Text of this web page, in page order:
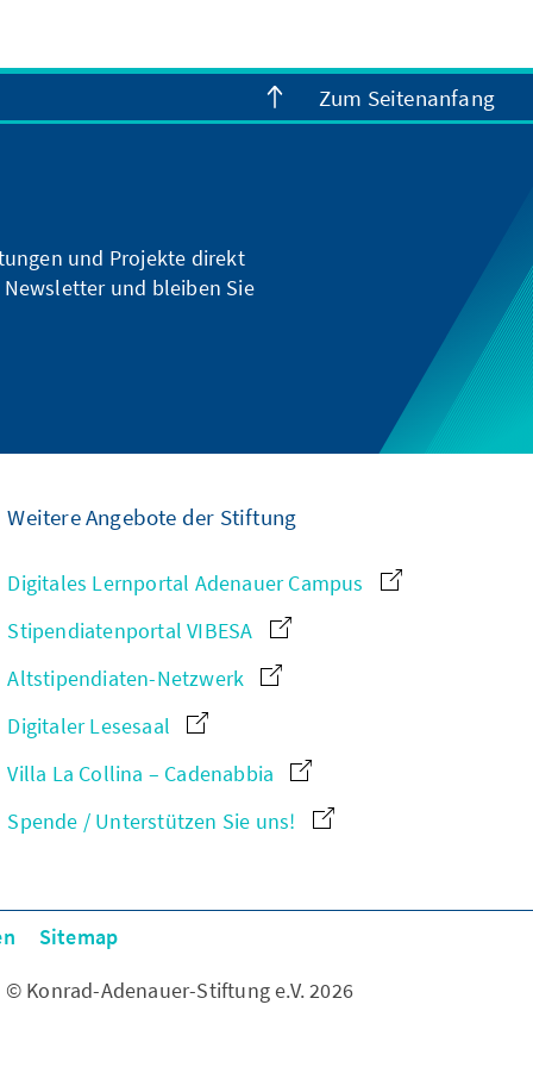
Zum Seitenanfang
und Projekte direkt
und bleiben Sie
Weitere Angebote der Stiftung
Digitales Lernportal Adenauer Campus
Stipendiatenportal VIBESA
Altstipendiaten-Netzwerk
Digitaler Lesesaal
Villa La Collina – Cadenabbia
Spende / Unterstützen Sie uns!
Sitemap
© Konrad-Adenauer-Stiftung e.V. 2026